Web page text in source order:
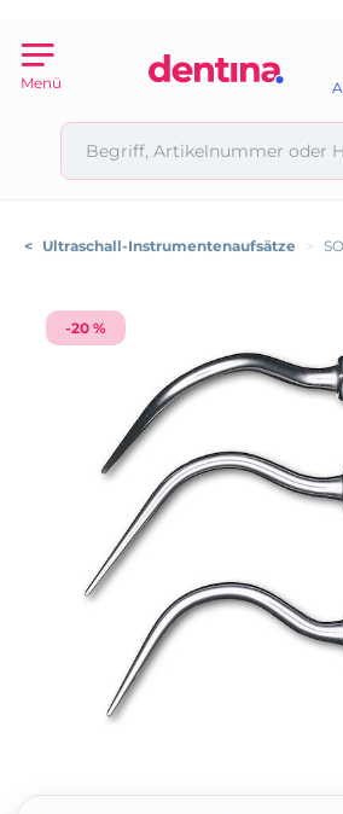
Menü
< Ultraschall-Instrumentenaufsätze >
-20 %